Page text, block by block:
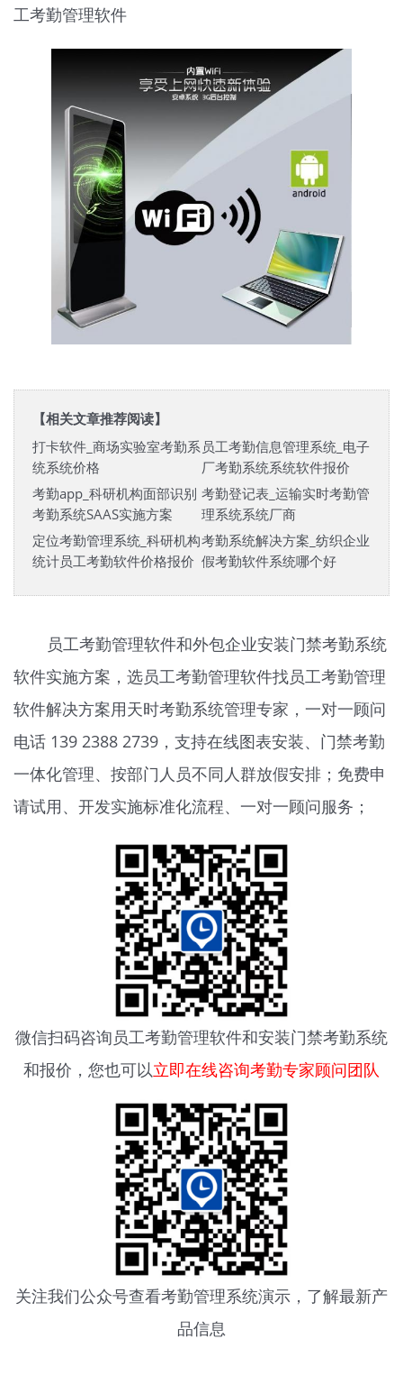
工考勤管理软件
【相关文章推荐阅读】
打卡软件_商场实验室考勤系
统系统价格
员工考勤信息管理系统_电子
厂考勤系统系统软件报价
考勤app_科研机构面部识别
考勤系统SAAS实施方案
考勤登记表_运输实时考勤管
理系统系统厂商
定位考勤管理系统_科研机构
统计员工考勤软件价格报价
考勤系统解决方案_纺织企业
假考勤软件系统哪个好
员工考勤管理软件和外包企业安装门禁考勤系统
软件实施方案，选员工考勤管理软件找员工考勤管理
软件解决方案用天时考勤系统管理专家，一对一顾问
电话 139 2388 2739，支持在线图表安装、门禁考勤
一体化管理、按部门人员不同人群放假安排；免费申
请试用、开发实施标准化流程、一对一顾问服务；
微信扫码咨询员工考勤管理软件和安装门禁考勤系统
和报价，您也可以立即在线咨询考勤专家顾问团队
关注我们公众号查看考勤管理系统演示，了解最新产
品信息